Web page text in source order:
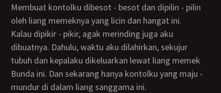
Membuat kontolku dibesot - besot dan dipilin - pilin
oleh liang memeknya yang licin dan hangat ini.
Kalau dipikir - pikir, agak merinding juga aku
dibuatnya. Dahulu, waktu aku dilahirkan, sekujur
tubuh dan kepalaku dikeluarkan lewat liang memek
Bunda ini. Dan sekarang hanya kontolku yang maju -
mundur di dalam liang sanggama ini.